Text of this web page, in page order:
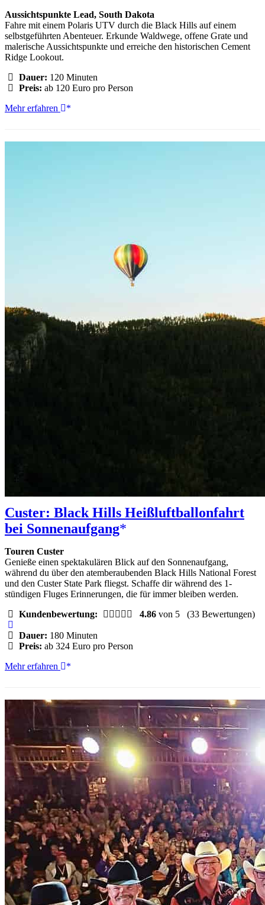
Aussichtspunkte Lead, South Dakota
Fahre mit einem Polaris UTV durch die Black Hills auf einem
selbstgeführten Abenteuer. Erkunde Waldwege, offene Grate und
malerische Aussichtspunkte und erreiche den historischen Cement
Ridge Lookout.
Dauer: 120 Minuten
Preis: ab 120 Euro pro Person
Rapid
Abenteuer
Mehr erfahren
Custer: Black Hills Heißluftballonfahrt
bei Sonnenaufgang
Touren Custer
Genieße einen spektakulären Blick auf den Sonnenaufgang,
während du über den atemberaubenden Black Hills National Forest
und den Custer State Park fliegst. Schaffe dir während des 1-
stündigen Fluges Erinnerungen, die für immer bleiben werden.
Kundenbewertung:
4.86 von 5 (33 Bewertungen)
Dauer: 180 Minuten
Preis: ab 324 Euro pro Person
Custer:
Heißluftballonfahrt
bei
Sonnenaufgang
Mehr erfahren